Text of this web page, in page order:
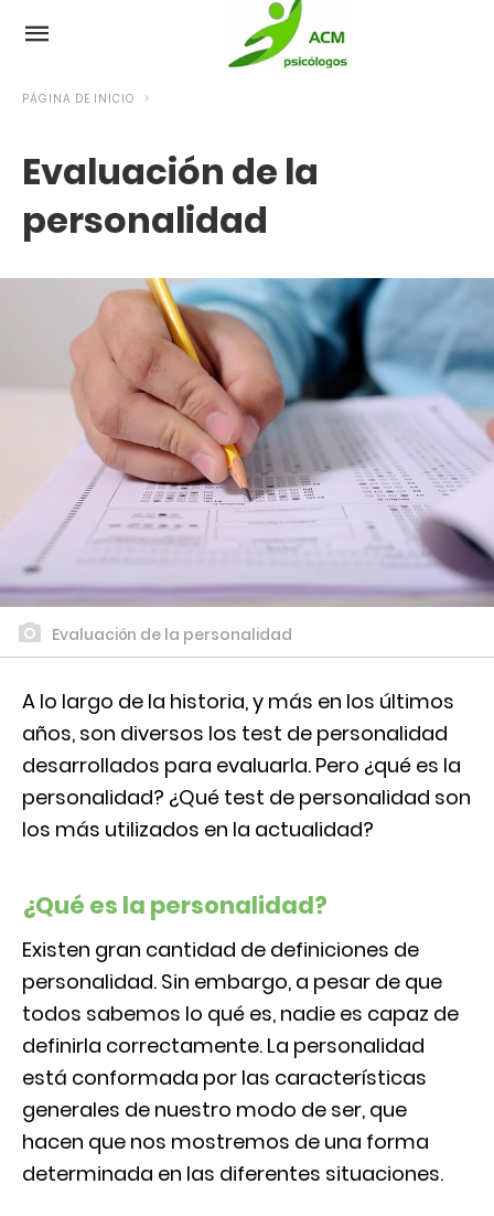
PÁGINA DE INICIO
Evaluación de la
personalidad
Evaluación de la personalidad
A lo largo de la historia, y más en los últimos
años, son diversos los test de personalidad
desarrollados para evaluarla. Pero ¿qué es la
personalidad? ¿Qué test de personalidad son
los más utilizados en la actualidad?
¿Qué es la personalidad?
Existen gran cantidad de definiciones de
personalidad. Sin embargo, a pesar de que
todos sabemos lo qué es, nadie es capaz de
definirla correctamente. La personalidad
está conformada por las características
generales de nuestro modo de ser, que
hacen que nos mostremos de una forma
determinada en las diferentes situaciones.